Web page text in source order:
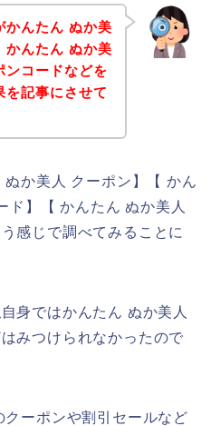
かんたん ぬか美
かんたん ぬか美
ンコードなどを
を記事にさせて
か美人 クーポン】【 かん
ド】【 かんたん ぬか美人
感じで調べてみることに
身ではかんたん ぬか美人
みつけられなかったので
ーポンや割引セールなど